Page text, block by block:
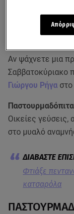
Αν ψάχνετε μια
Σαββατοκύριακο
Γιώργου Ρήγα στο
Οικείες γεύσεις,
στο μυαλό
Φτιάξε
κατσαρόλα